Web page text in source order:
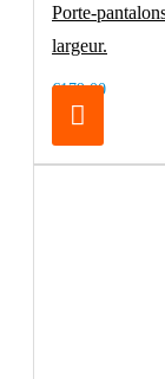
Porte-
largeur.
€179.00